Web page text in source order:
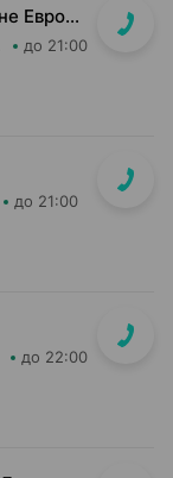
ул. Есенина, д. 76-1 (ТЦ Maximus, в м-не Евроопт Super)
до 21:00
до 21:00
до 22:00